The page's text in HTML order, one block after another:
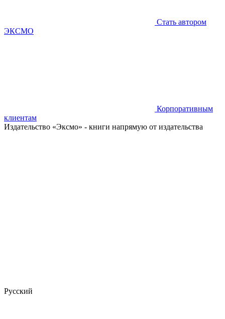
Стать автором
ЭКСМО
Корпоративным
клиентам
Издательство «Эксмо» - книги напрямую от издательства
Русский